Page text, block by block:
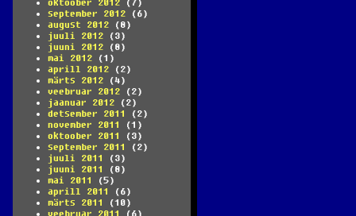
oktoober 2012 (7)
september 2012 (6)
august 2012 (8)
juuli 2012 (3)
juuni 2012 (8)
mai 2012 (1)
aprill 2012 (2)
märts 2012 (4)
veebruar 2012 (2)
jaanuar 2012 (2)
detsember 2011
(2)
november 2011
(1)
oktoober 2011
(3)
september 2011
(2)
juuli 2011
(3)
juuni 2011
(8)
mai 2011
(5)
aprill 2011
(6)
märts 2011
(10)